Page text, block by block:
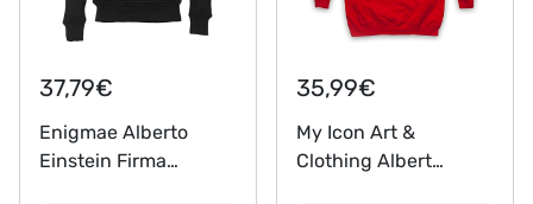
37,79€
Enigmae Alberto
Einstein Firma
35,99€
My Icon Art &
Clothing Albert